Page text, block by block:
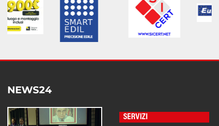
NEWS24
SERVIZI